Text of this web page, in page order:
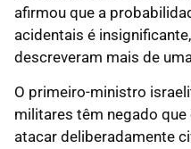
afirmou que a
acidentais é
descreveram mais de
O primeiro-ministro
militares têm negado
atacar deliberadamente